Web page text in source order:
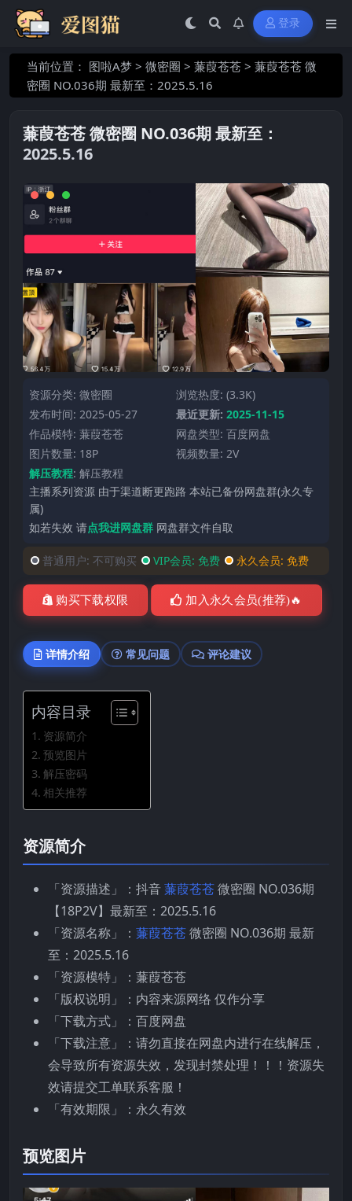
登录
当前位置： 图啦A梦 > 微密圈 > 蒹葭苍苍 > 蒹葭苍苍 微
密圈 NO.036期 最新至：2025.5.16
蒹葭苍苍 微密圈 NO.036期 最新至：
2025.5.16
资源分类: 微密圈
浏览热度: (3.3K)
发布时间: 2025-05-27
最近更新: 2025-11-15
作品模特: 蒹葭苍苍
网盘类型: 百度网盘
图片数量: 18P
视频数量: 2V
解压教程: 解压教程
主播系列资源 由于渠道断更跑路 本站已备份网盘群(永久专
属)
如若失效 请点我进网盘群 网盘群文件自取
普通用户: 不可购买 VIP会员: 免费 永久会员: 免费
购买下载权限 加入永久会员(推荐)🔥
详情介绍 常见问题 评论建议
内容目录
资源简介
预览图片
解压密码
相关推荐
资源简介
「资源描述」：抖音蒹葭苍苍微密圈 NO.036期
【18P2V】最新至：2025.5.16
「资源名称」： 蒹葭苍苍微密圈 NO.036期 最新
至：2025.5.16
「资源模特」：蒹葭苍苍
「版权说明」：内容来源网络 仅作分享
「下载方式」：百度网盘
「下载注意」：请勿直接在网盘内进行在线解压，
会导致所有资源失效，发现封禁处理！！！资源失
效请提交工单联系客服！
「有效期限」：永久有效
预览图片